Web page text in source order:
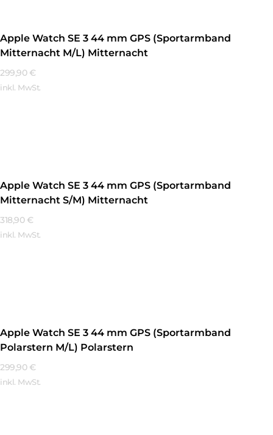
Apple Watch SE 3 44 mm GPS (Sportarmband
Mitternacht M/L) Mitternacht
299,90 €
inkl. MwSt.
Apple Watch SE 3 44 mm GPS (Sportarmband
Mitternacht S/M) Mitternacht
318,90 €
inkl. MwSt.
Apple Watch SE 3 44 mm GPS (Sportarmband
Polarstern M/L) Polarstern
299,90 €
inkl. MwSt.